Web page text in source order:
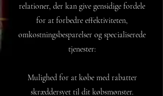
relationer, der kan give gensidige fordele
for at forbedre effektiviteten,
omkostningsbesparelser og specialiserede
tjenester:
Mulighed for at købe med rabatter
skræddersyet til dit købsmønster.